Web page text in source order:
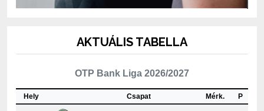
OTP Bank Liga 2026/2027
Csapat
1 ETO FC Győr 2 4